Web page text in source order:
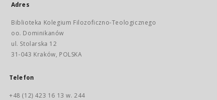
Adres
Biblioteka Kolegium Filozoficzno-Teologicznego
oo. Dominikanów
ul. Stolarska 12
31-043 Kraków, POLSKA
Telefon
+48 (12) 423 16 13 w. 244